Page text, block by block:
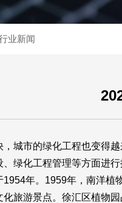
业新闻
城市的绿化工程也变得
绿化工程管理等方面进
1954年。1959年，南洋
化旅游景点。徐汇区植物